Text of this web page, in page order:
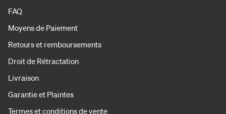
FAQ
Moyens de Paiement
Retours et remboursements
Droit de Rétractation
Livraison
Garantie et Plaintes
Termes et conditions de vente